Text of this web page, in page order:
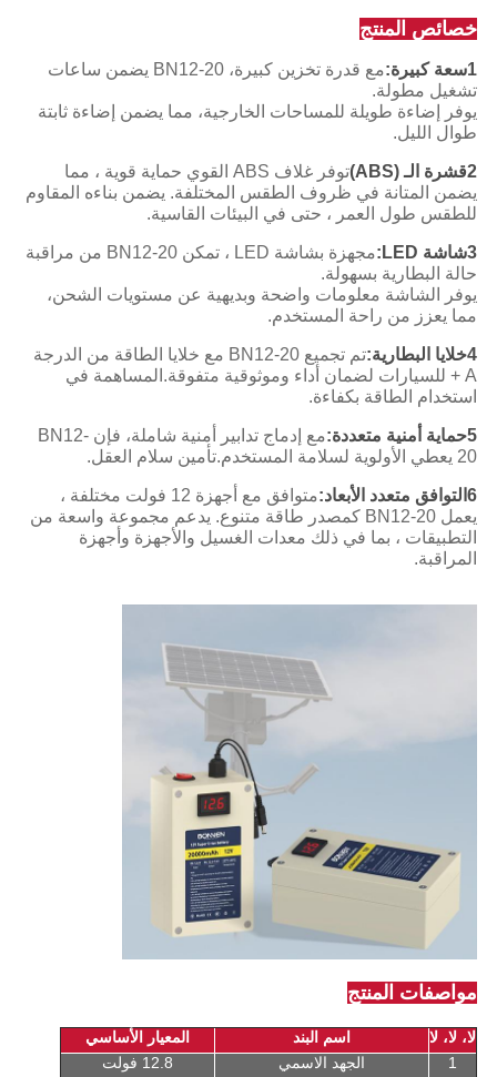
خصائص المنتج
1سعة كبيرة:
مع قدرة تخزين كبيرة، BN12-20 يضمن ساعات
تشغيل مطولة.
يوفر إضاءة طويلة للمساحات الخارجية، مما يضمن إضاءة ثابتة
طوال الليل.
2قشرة الـ (ABS)
توفر غلاف ABS القوي حماية قوية ، مما
يضمن المتانة في ظروف الطقس المختلفة. يضمن بناءه المقاوم
للطقس طول العمر ، حتى في البيئات القاسية.
3شاشة LED:
مجهزة بشاشة LED ، تمكن BN12-20 من مراقبة
حالة البطارية بسهولة.
يوفر الشاشة معلومات واضحة وبديهية عن مستويات الشحن،
مما يعزز من راحة المستخدم.
4خلايا البطارية:
تم تجميع BN12-20 مع خلايا الطاقة من الدرجة
A + للسيارات لضمان أداء وموثوقية متفوقة.المساهمة في
استخدام الطاقة بكفاءة.
5حماية أمنية متعددة:
مع إدماج تدابير أمنية شاملة، فإن BN12-
20 يعطي الأولوية لسلامة المستخدم.تأمين سلام العقل.
6التوافق متعدد الأبعاد:
متوافق مع أجهزة 12 فولت مختلفة ،
يعمل BN12-20 كمصدر طاقة متنوع. يدعم مجموعة واسعة من
التطبيقات ، بما في ذلك معدات الغسيل والأجهزة وأجهزة
المراقبة.
مواصفات المنتج
لا، لا، لا اسم البند
المعيار الأساسي
1
الجهد الاسمي 12.8 فولت